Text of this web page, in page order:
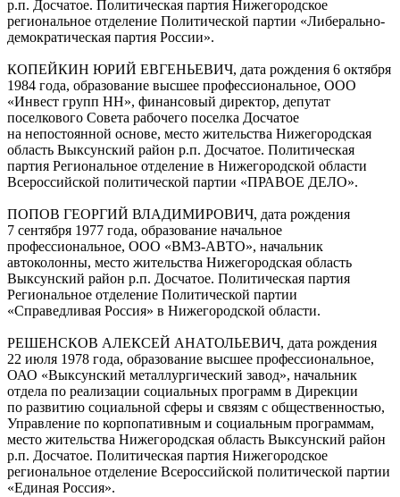
р.п. Досчатое. Политическая партия Нижегородское
региональное отделение Политической партии «Либерально-
демократическая партия России».
КОПЕЙКИН ЮРИЙ ЕВГЕНЬЕВИЧ, дата рождения 6 октября
1984 года, образование высшее профессиональное, ООО
«Инвест групп НН», финансовый директор, депутат
поселкового Совета рабочего поселка Досчатое
на непостоянной основе, место жительства Нижегородская
область Выксунский район р.п. Досчатое. Политическая
партия Региональное отделение в Нижегородской области
Всероссийской политической партии «ПРАВОЕ ДЕЛО».
ПОПОВ ГЕОРГИЙ ВЛАДИМИРОВИЧ, дата рождения
7 сентября 1977 года, образование начальное
профессиональное, ООО «ВМЗ-АВТО», начальник
автоколонны, место жительства Нижегородская область
Выксунский район р.п. Досчатое. Политическая партия
Региональное отделение Политической партии
«Справедливая Россия» в Нижегородской области.
РЕШЕНСКОВ АЛЕКСЕЙ АНАТОЛЬЕВИЧ, дата рождения
22 июля 1978 года, образование высшее профессиональное,
ОАО «Выксунский металлургический завод», начальник
отдела по реализации социальных программ в Дирекции
по развитию социальной сферы и связям с общественностью,
Управление по корпопативным и социальным программам,
место жительства Нижегородская область Выксунский район
р.п. Досчатое. Политическая партия Нижегородское
региональное отделение Всероссийской политической партии
«Единая Россия».